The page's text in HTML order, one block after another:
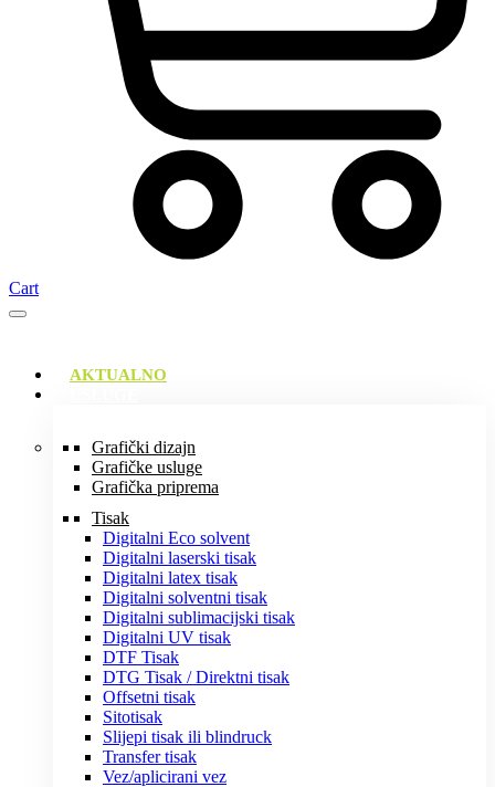
Cart
AKTUALNO
Grafički dizajn
Grafičke usluge
Grafička priprema
Tisak
Digitalni Eco solvent
Digitalni laserski tisak
Digitalni latex tisak
Digitalni solventni tisak
Digitalni sublimacijski tisak
Digitalni UV tisak
DTF Tisak
DTG Tisak / Direktni tisak
Offsetni tisak
Sitotisak
Slijepi tisak ili blindruck
Transfer tisak
Vez/aplicirani vez